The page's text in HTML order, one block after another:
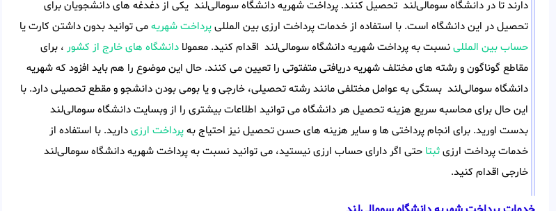
دارند تا در دانشگاه سومالی‌لند تحصیل کنند. پرداخت شهریه دانشگاه سومالی‌لند یکی از دغدغه های دانشجویان برای
تحصیل در این دانشگاه است. با استفاده از خدمات پرداخت ارزی بین المللیپرداخت شهریهمی توانید بدون داشتن کارت یا
حساب بین المللینسبت به پرداخت شهریه دانشگاه سومالی‌لند اقدام کنید. معمولا دانشگاه های خارج از کشور ، برای
مقاطع گوناگون و رشته های مختلف شهریه دریافتی متفتوتی را تعیین می کنند. حال این موضوع را هم باید افزود که شهریه
دانشگاه سومالی‌لند بستگی به عوامل مختلفی مانند رشته تحصیلی، خارجی و یا بومی بودن دانشجو و مقطع تحصیلی دارد. با
این حال برای محاسبه سریع هزینه تحصیل هر دانشگاه می توانید اطلاعات بیشتری را از وبسایت دانشگاه سومالی‌لند
بدست اورید. برای انجام پرداختی ها و سایر هزینه های حسن تحصیل نیز احتیاج بهپرداخت ارزیدارید. با استفاده از
خدمات پرداخت ارزیثبتا حتی اگر دارای حساب ارزی نیستید، می توانید نسبت به پرداخت شهریه دانشگاه سومالی‌لند
خارجی اقدام کنید.